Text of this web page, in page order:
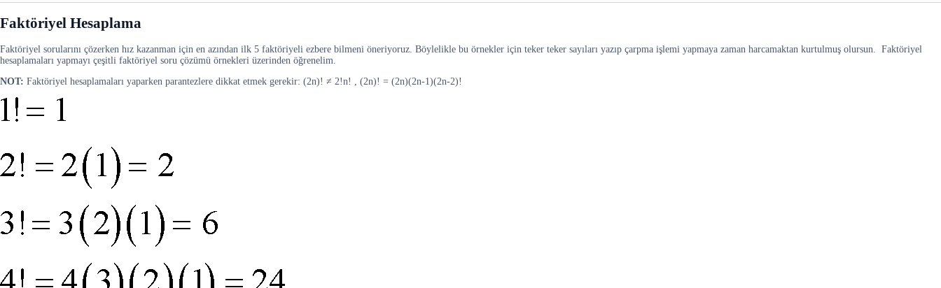
Faktöriyel Hesaplama
Faktöriyel sorularını çözerken hız kazanman için en azından ilk 5 faktöriyeli ezbere bilmeni öneriyoruz. Böylelikle bu örnekler için teker teker sayıları yazıp çarpma işlemi yapmaya zaman harcamaktan kurtulmuş olursun. Faktöriyel
hesaplamaları yapmayı çeşitli faktöriyel soru çözümü örnekleri üzerinden öğrenelim.
NOT: Faktöriyel hesaplamaları yaparken parantezlere dikkat etmek gerekir: (2n)! ≠ 2!n! , (2n)! = (2n)(2n-1)(2n-2)!